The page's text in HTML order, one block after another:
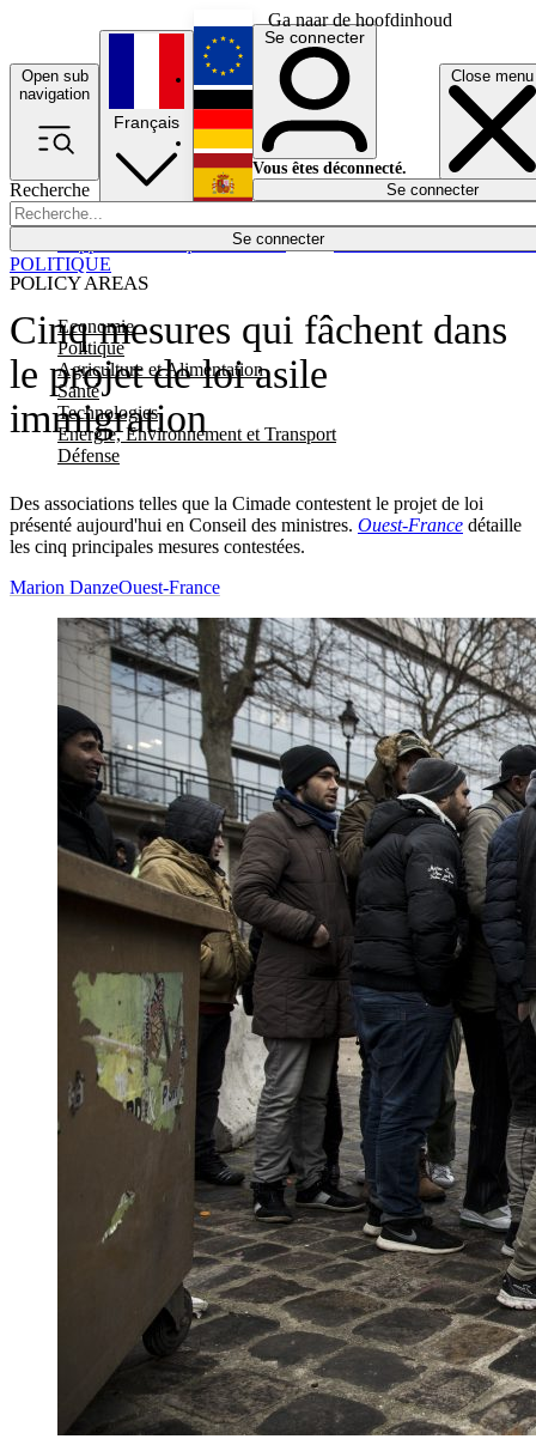
Ga naar de hoofdinhoud
Open sub
navigation
Close menu
Recherche
Se connecter
POLICY AREAS
Economie
Politique
Agriculture et Alimentation
Santé
Technologies
Energie, Environnement et Transport
Défense
Économie
Français
English
Deutsch
Español
Se connecter
Vous êtes déconnecté.
Se connecter
Cinq mesures qui fâchent dans
le projet de loi asile
immigration
Des associations telles que la Cimade contestent le projet de loi
présenté aujourd'hui en Conseil des ministres. Ouest-France détaille
les cinq principales mesures contestées.
POLITIQUE
Marion DanzeOuest-France